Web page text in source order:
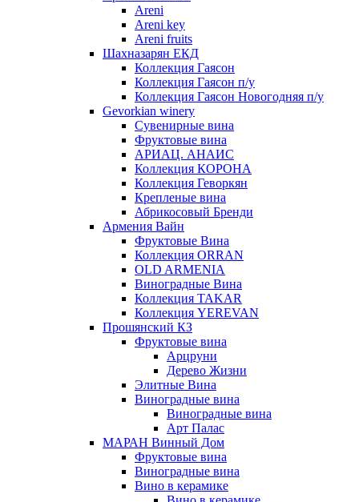
Areni
Areni key
Areni fruits
Шахназарян ЕКД
Коллекция Гаясон
Коллекция Гаясон п/у
Коллекция Гаясон Новогодняя п/у
Gevorkian winery
Сувенирные вина
Фруктовые вина
АРИАЦ. АНАИС
Коллекция КОРОНА
Коллекция Геворкян
Крепленые вина
Абрикосовый Бренди
Армения Вайн
Фруктовые Вина
Коллекция ORRAN
OLD ARMENIA
Виноградные Вина
Коллекция TAKAR
Коллекция YEREVAN
Прошянский КЗ
Фруктовые вина
Арцруни
Дерево Жизни
Элитные Вина
Виноградные вина
Виноградные вина
Арт Палас
МАРАН Винный Дом
Фруктовые вина
Виноградные вина
Вино в керамике